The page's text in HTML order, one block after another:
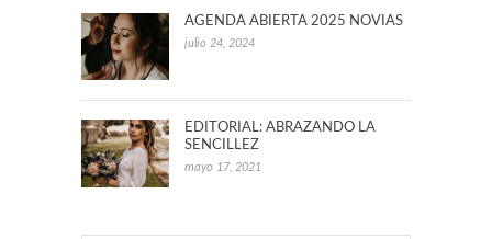
AGENDA ABIERTA 2025 NOVIAS
julio 24, 2024
EDITORIAL: ABRAZANDO LA
SENCILLEZ
mayo 17, 2021